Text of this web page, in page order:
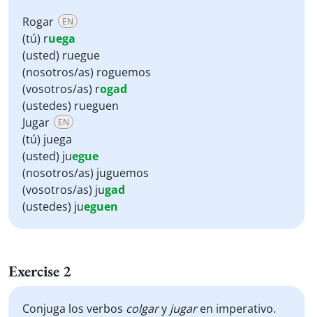
Rogar EN
(tú) ruega
(usted) ruegue
(nosotros/as) roguemos
(vosotros/as) rogad
(ustedes) rueguen
Jugar
EN
(tú) juega
(usted) juegue
(nosotros/as) juguemos
(vosotros/as) jugad
(ustedes) jueguen
Exercise 2
Conjuga los verbos colgary jugaren imperativo.